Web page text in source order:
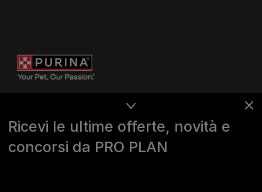
Ricevi le ultime offerte, novità e
concorsi da PRO PLAN